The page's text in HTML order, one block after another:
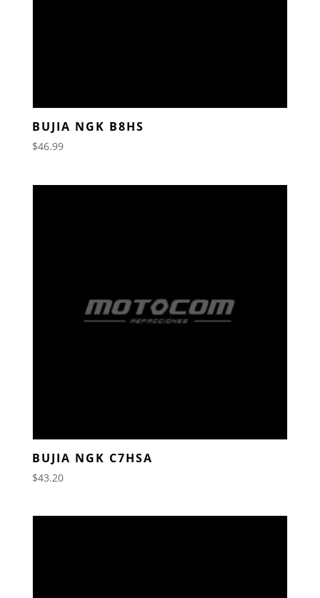
BUJIA NGK B8HS
$46.99
BUJIA NGK C7HSA
$43.20